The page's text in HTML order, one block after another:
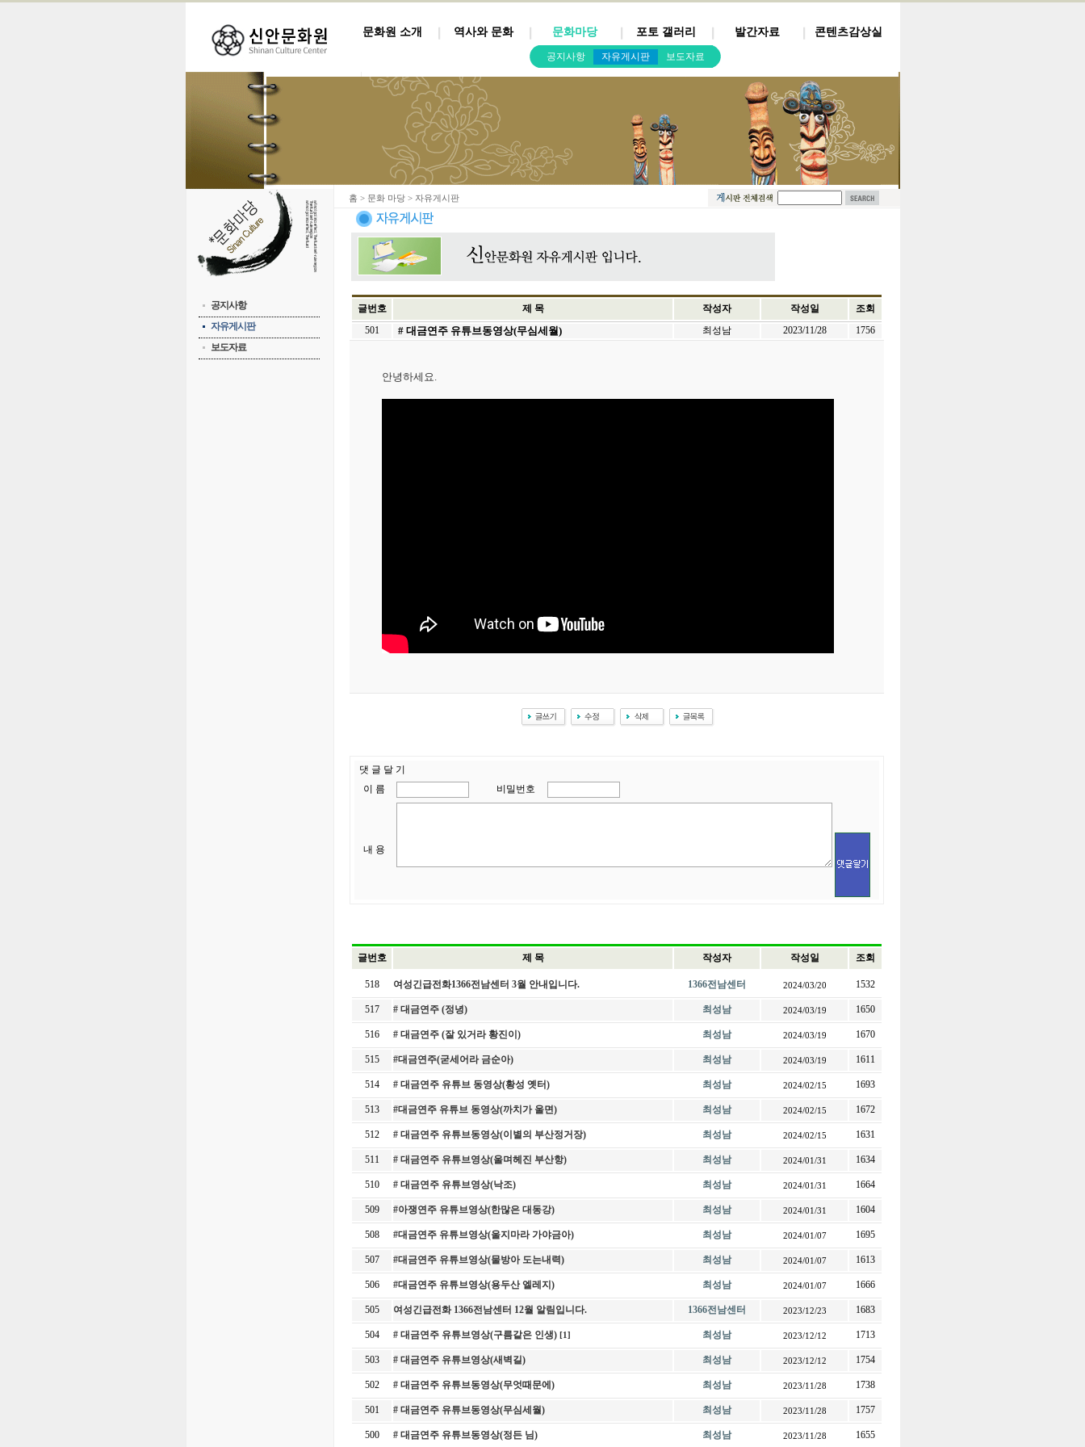
문화원 소개 역사와 문화 문화마당
공지사항 자유게시판 보도자료
포토 갤러리 발간자료 콘텐츠감상실
공지사항
자유게시판
보도자료
홈 > 문화 마당 > 자유게시판
글번호 제 목 작성자 작성일
조회
501
# 대금연주 유튜브동영상(무심세월) 최성남 2023/11/28 1756
안녕하세요.
댓 글 달 기
이 름
비밀번호
내 용
글번호 제 목 작성자 작성일 조회
518 여성긴급전화1366전남센터 3월 안내입니다. 1366전남센터 2024/03/20 1532
517 # 대금연주 (정녕) 최성남 2024/03/19 1650
516 # 대금연주 (잘 있거라 황진이) 최성남 2024/03/19 1670
515 #대금연주(굳세어라 금순아) 최성남 2024/03/19 1611
514 # 대금연주 유튜브 동영상(황성 옛터) 최성남 2024/02/15 1693
513 #대금연주 유튜브 동영상(까치가 울면) 최성남 2024/02/15 1672
512 # 대금연주 유튜브동영상(이별의 부산정거장) 최성남 2024/02/15 1631
511 # 대금연주 유튜브영상(울며헤진 부산항) 최성남 2024/01/31 1634
510 # 대금연주 유튜브영상(낙조) 최성남 2024/01/31 1664
509 #아쟁연주 유튜브영상(한많은 대동강) 최성남 2024/01/31 1604
508 #대금연주 유튜브영상(울지마라 가야금아) 최성남 2024/01/07 1695
507 #대금연주 유튜브영상(물방아 도는내력) 최성남 2024/01/07 1613
506 #대금연주 유튜브영상(용두산 엘레지) 최성남 2024/01/07 1666
505 여성긴급전화 1366전남센터 12월 알림입니다. 1366전남센터 2023/12/23 1683
504 # 대금연주 유튜브영상(구름같은 인생) [1] 최성남 2023/12/12 1713
503 # 대금연주 유튜브영상(새벽길) 최성남 2023/12/12 1754
502 # 대금연주 유튜브동영상(무엇때문에) 최성남 2023/11/28 1738
501 # 대금연주 유튜브동영상(무심세월) 최성남 2023/11/28 1757
500 # 대금연주 유튜브동영상(정든 님) 최성남 2023/11/28 1655